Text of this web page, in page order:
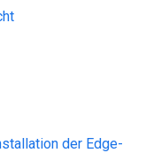
der Edge-